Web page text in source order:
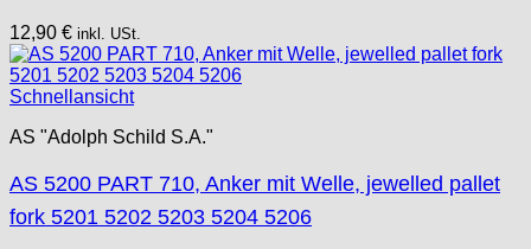
12,90 € inkl. USt.
Schnellansicht
AS "Adolph Schild S.A."
AS 5200 PART 710, Anker mit Welle, jewelled pallet
fork 5201 5202 5203 5204 5206